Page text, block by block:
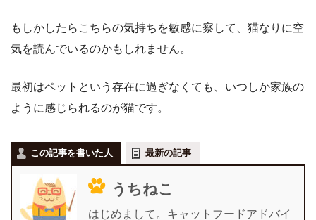
もしかしたらこちらの気持ちを敏感に察して、猫なりに空
気を読んでいるのかもしれません。
最初はペットという存在に過ぎなくても、いつしか家族の
ように感じられるのが猫です。
この記事を書いた人 最新の記事
うちねこ
はじめまして。キャットフードアドバイ